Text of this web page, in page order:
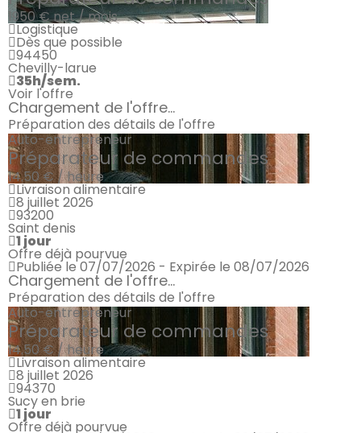
1950 €net / mois
Logistique
Dès que possible
94450
Chevilly-larue
35h/sem.
Voir l'offre
Chargement de l'offre...
Préparation des détails de l'offre
Auto-entrepreneur
Préparateur de commandes
14.50 € / heure
Livraison alimentaire
8 juillet 2026
93200
Saint denis
1 jour
Offre déjà pourvue
Publiée le 07/07/2026 - Expirée le 08/07/2026
Chargement de l'offre...
Préparation des détails de l'offre
Auto-entrepreneur
Préparateur de commandes
14.50 € / heure
Livraison alimentaire
8 juillet 2026
94370
Sucy en brie
1 jour
Offre déjà pourvue